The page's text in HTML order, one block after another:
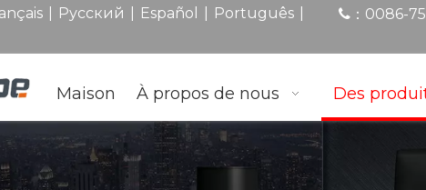
Pусский Español Português ： 0086-
Maison À propos de nous Des